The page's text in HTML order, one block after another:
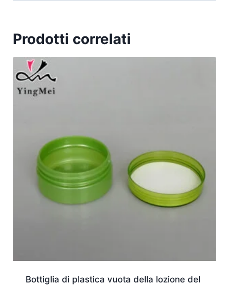
Prodotti correlati
Bottiglia di plastica vuota della lozione del